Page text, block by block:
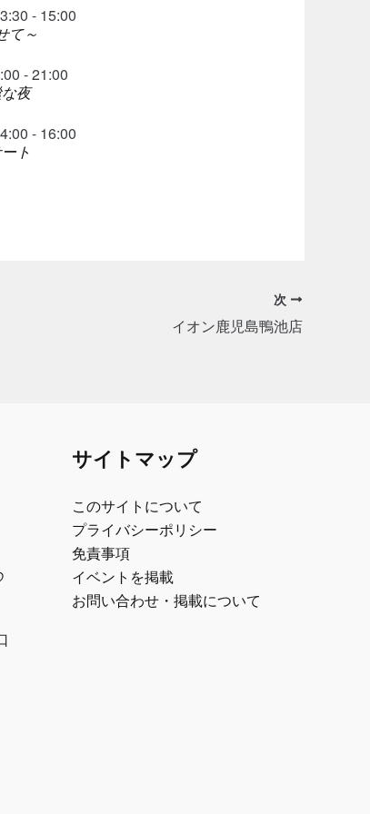
- 15:00
て～
- 21:00
夜
- 16:00
ト
次
イオン鹿児島鴨池店
サイトマップ
このサイトについて
プライバシーポリシー
免責事項
イベントを掲載
お問い合わせ・掲載について